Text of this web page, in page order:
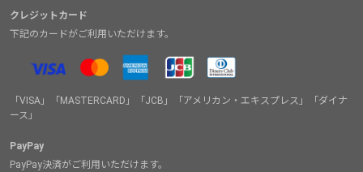
クレジットカード
下記のカードがご利用いただけます。
「VISA」「MASTERCARD」「JCB」「アメリカン・エキスプレス」「ダイナ
ース」
PayPay
PayPay決済がご利用いただけます。